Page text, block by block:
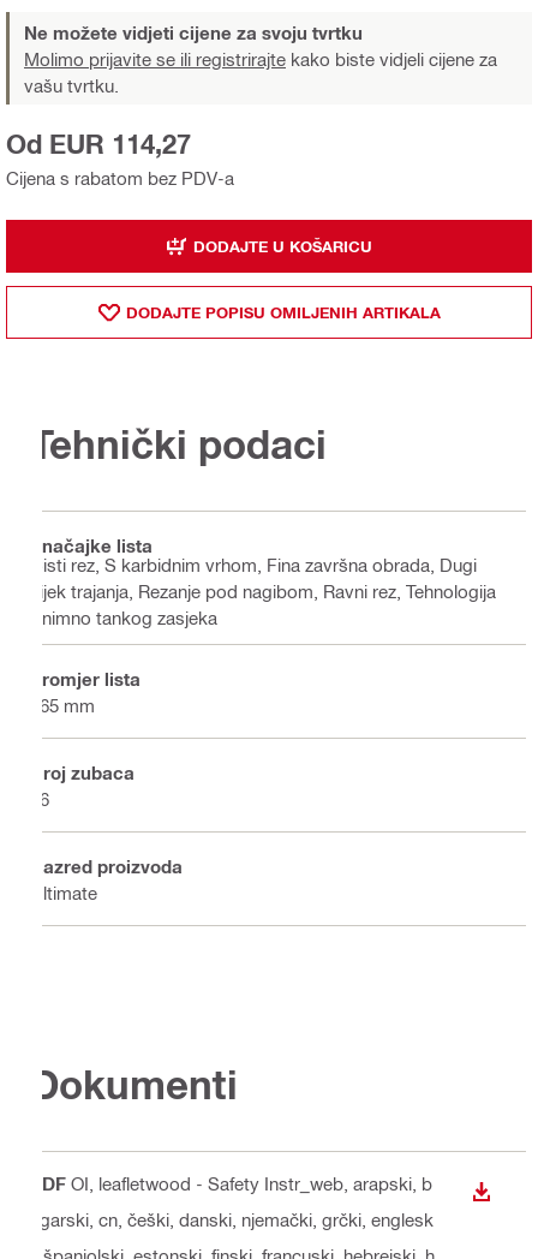
Ne možete vidjeti cijene za svoju tvrtku
Molimo prijavite se ili registrirajte kako biste vidjeli cijene za
vašu tvrtku.
Cijena s rabatom bez PDV-a
Od EUR 114,27
DODAJTE U KOŠARICU
DODAJTE POPISU OMILJENIH ARTIKALA
Tehnički podaci
Značajke lista
Čisti rez, S karbidnim vrhom, Fina završna obrada, Dugi
vijek trajanja, Rezanje pod nagibom, Ravni rez, Tehnologija
iznimno tankog zasjeka
Promjer lista
165 mm
Broj zubaca
56
Razred proizvoda
Ultimate
Dokumenti
PDF OI, leafletwood - Safety Instr_web , arapski, b
ugarski, cn, češki, danski, njemački, grčki, englesk